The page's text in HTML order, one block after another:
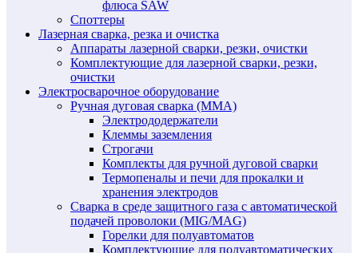
флюса SAW
Споттеры
Лазерная сварка, резка и очистка
Аппараты лазерной сварки, резки, очистки
Комплектующие для лазерной сварки, резки,
очистки
Электросварочное оборудование
Ручная дуговая сварка (MMA)
Электрододержатели
Клеммы заземления
Строгачи
Комплекты для ручной дуговой сварки
Термопеналы и печи для прокалки и
хранения электродов
Сварка в среде защитного газа с автоматической
подачей проволоки (MIG/MAG)
Горелки для полуавтоматов
Комплектующие для полуавтоматических